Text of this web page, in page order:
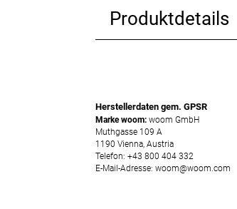
Produktdetails
Herstellerdaten gem. GPSR
Marke woom: woom GmbH
Muthgasse 109 A
1190 Vienna, Austria
Telefon: +43 800 404 332
E-Mail-Adresse: woom@woom.com